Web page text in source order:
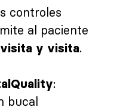
controles
al paciente
y visita.
:
bucal